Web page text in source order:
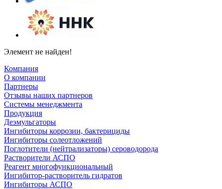
Элемент не найден!
Компания
О компании
Партнеры
Отзывы наших партнеров
Системы менеджмента
Продукция
Деэмульгаторы
Ингибиторы коррозии, бактерициды
Ингибиторы солеотложений
Поглотители (нейтрализаторы) сероводорода
Растворители АСПО
Реагент многофункциональный
Ингибитор-растворитель гидратов
Ингибиторы АСПО